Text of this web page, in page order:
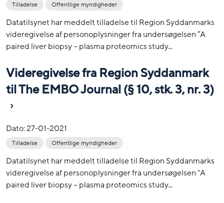
Tilladelse Offentlige myndigheder
Datatilsynet har meddelt tilladelse til Region Syddanmarks
videregivelse af personoplysninger fra undersøgelsen ”A
paired liver biopsy – plasma proteomics study...
Videregivelse fra Region Syddanmark
til The EMBO Journal (§ 10, stk. 3, nr. 3)
Dato:27-01-2021
Tilladelse Offentlige myndigheder
Datatilsynet har meddelt tilladelse til Region Syddanmarks
videregivelse af personoplysninger fra undersøgelsen "A
paired liver biopsy – plasma proteomics study...